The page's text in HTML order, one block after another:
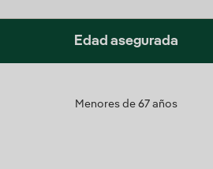
Edad asegurada
Menores de 67 años